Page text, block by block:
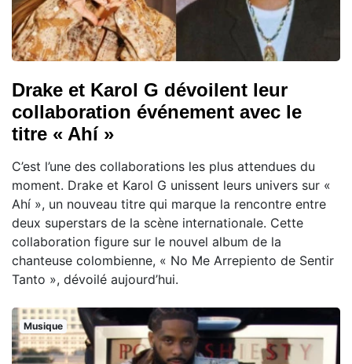
Drake et Karol G dévoilent leur
collaboration événement avec le
titre « Ahí »
C’est l’une des collaborations les plus attendues du
moment. Drake et Karol G unissent leurs univers sur «
Ahí », un nouveau titre qui marque la rencontre entre
deux superstars de la scène internationale. Cette
collaboration figure sur le nouvel album de la
chanteuse colombienne, « No Me Arrepiento de Sentir
Tanto », dévoilé aujourd’hui.
Musique